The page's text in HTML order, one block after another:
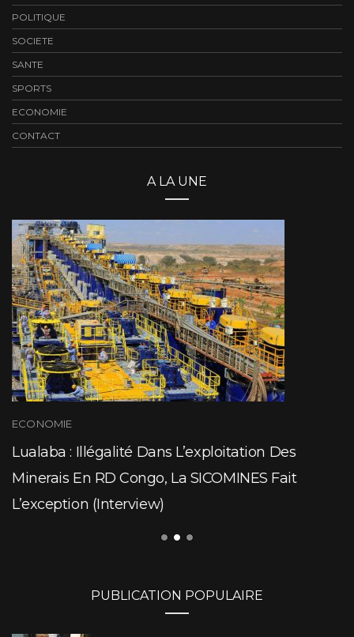
POLITIQUE
SOCIETE
SANTE
SPORTS
ECONOMIE
CONTACT
A LA UNE
ECONOMIE
Lualaba : Illégalité Dans L’exploitation Des
Minerais En RD Congo, La SICOMINES Fait
L’exception (Interview)
PUBLICATION POPULAIRE